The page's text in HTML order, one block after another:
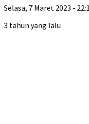
Selasa, 7 Maret 2023 -
3 tahun yang lalu